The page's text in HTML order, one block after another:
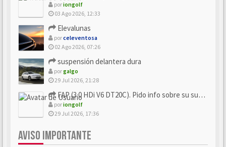
poriongolf
03 Ago 2026, 12:33
Elevalunas
porceleventosa
02 Ago 2026, 07:26
suspensión delantera dura
porgalgo
29 Jul 2026, 21:28
FAP (3.0 HDi V6 DT20C). Pido info sobre su sustitución
poriongolf
29 Jul 2026, 17:36
AVISO IMPORTANTE